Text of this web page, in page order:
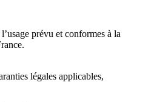
prévu et conformes à la
légales applicables,